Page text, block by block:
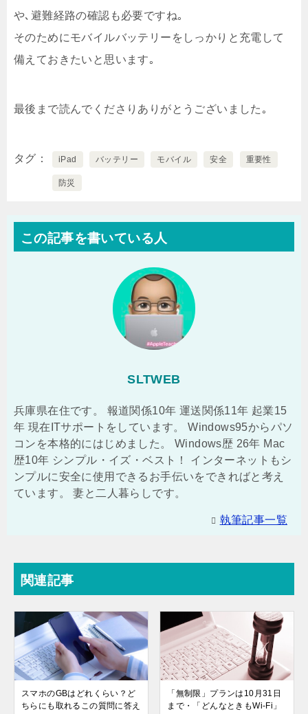
や､避難経路の確認も必要ですね｡
そのためにモバイルバッテリーをしっかりと充電して
備えておきたいと思います｡
最後まで読んでくださりありがとうございました｡
タグ iPad バッテリー モバイル 安全 重要性
防災
この記事を書いている人
SLTWEB
兵庫県在住です。 報道関係10年 運送関係11年 起業15
年 現在ITサポートをしています。 Windows95からパソ
コンを本格的にはじめました。 Windows歴 26年 Mac
歴10年 シンプル・イズ・ベスト！ インターネットもシ
ンプルに安全に使用できるお手伝いをできればと考え
ています。 妻と二人暮らしです。
執筆記事一覧
関連記事
スマホのGBはどれくらい？ど
ちらにも取れるこの質問に答え
「無制限」プランは10月31日
まで・「どんなときもWi-Fi」